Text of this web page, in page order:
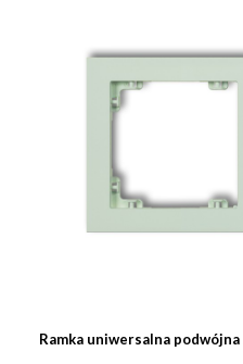
Ramka uniwersalna